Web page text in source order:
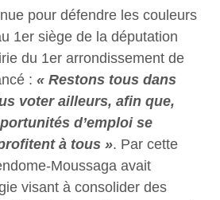
pour défendre les couleurs
1er siège de la députation
du 1er arrondissement de
: « Restons tous dans
voter ailleurs, afin que,
d’emploi se
à tous ». Par cette
Moussaga avait
visant à consolider des